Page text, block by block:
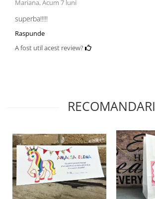
Mariana,Acum 7 luni
superba!!!!!
Raspunde
A fost util acest review?
RECOMANDARI